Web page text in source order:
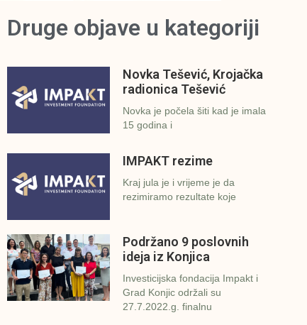
Druge objave u kategoriji
Novka Tešević, Krojačka
radionica Tešević
Novka je počela šiti kad je imala
15 godina i
IMPAKT rezime
Kraj jula je i vrijeme je da
rezimiramo rezultate koje
Podržano 9 poslovnih
ideja iz Konjica
Investicijska fondacija Impakt i
Grad Konjic održali su
27.7.2022.g. finalnu